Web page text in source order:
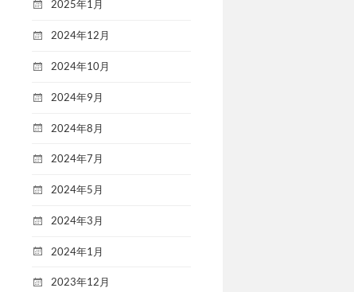
2025年1月
2024年12月
2024年10月
2024年9月
2024年8月
2024年7月
2024年5月
2024年3月
2024年1月
2023年12月